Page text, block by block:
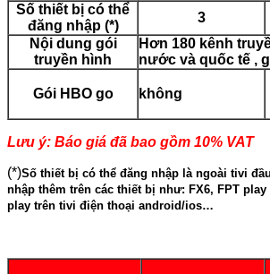
Số thiết bị có thể
đăng nhập (*)
3
Nội dung gói
truyền hình
Hơn 180 kênh
nước và quốc tế ,
Gói HBO go không
Lưu ý: Báo giá đã bao gồm 10% VAT
(*)Số thiết bị có thể đăng nhập là ngoài tivi
nhập thêm trên các thiết bị như: FX6, FPT
play trên tivi điện thoại android/ios…